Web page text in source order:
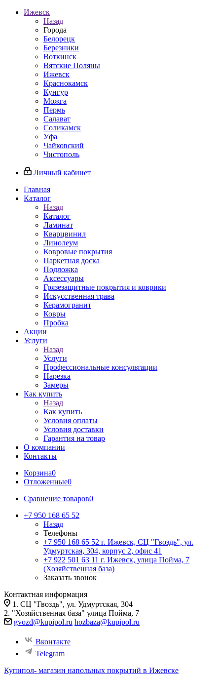
Ижевск
Назад
Города
Белорецк
Березники
Воткинск
Вятские Поляны
Ижевск
Краснокамск
Кунгур
Можга
Пермь
Салават
Соликамск
Уфа
Чайковский
Чистополь
Личный кабинет
Главная
Каталог
Назад
Каталог
Ламинат
Кварцвинил
Линолеум
Ковровые покрытия
Паркетная доска
Подложка
Аксессуары
Грязезащитные покрытия и коврики
Искусственная трава
Керамогранит
Ковры
Пробка
Акции
Услуги
Назад
Услуги
Профессиональные консультации
Нарезка
Замеры
Как купить
Назад
Как купить
Условия оплаты
Условия доставки
Гарантия на товар
О компании
Контакты
Корзина0
Отложенные0
Сравнение товаров0
+7 950 168 65 52
Назад
Телефоны
+7 950 168 65 52 г. Ижевск, СЦ "Гвоздь", ул.
Удмуртская, 304, корпус 2, офис 41
+7 922 501 63 11 г. Ижевск, улица Пойма, 7
(Хозяйственная база)
Заказать звонок
Контактная информация
1. СЦ "Гвоздь", ул. Удмуртская, 304
2. "Хозяйственная база" улица Пойма, 7
gvozd@kupipol.ru hozbaza@kupipol.ru
Вконтакте
Telegram
Купипол- магазин напольных покрытий в Ижевске